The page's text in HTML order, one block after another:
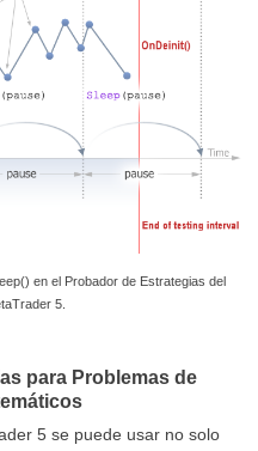
en el Probador de Estrategias del
5.
para Problemas de
5 se puede usar no solo